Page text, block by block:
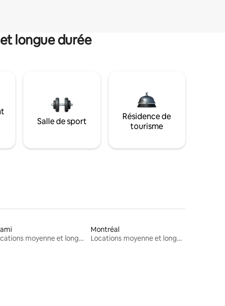
longue durée
Salle de sport
Résidence de
tourisme
Locations moyenne et longue durée
Montréal
Locations moyenne et longue durée